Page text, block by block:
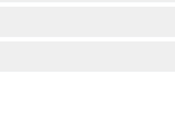
en su totalidad. Los reembolsos se